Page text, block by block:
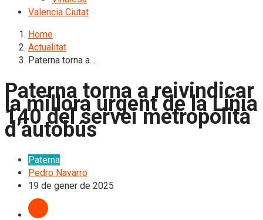
Valencia Ciutat
Home
Actualitat
Paterna torna a…
Paterna torna a reivindicar
la millora urgent de la Línia
140 del servei metropolità
d’autobús
Paterna
Pedro Navarro
19 de gener de 2025